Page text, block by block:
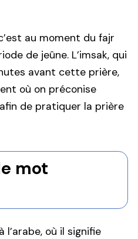
au moment du fajr
de jeûne. L’imsak, qui
avant cette prière,
où on préconise
de pratiquer la prière
mot
où il signifie